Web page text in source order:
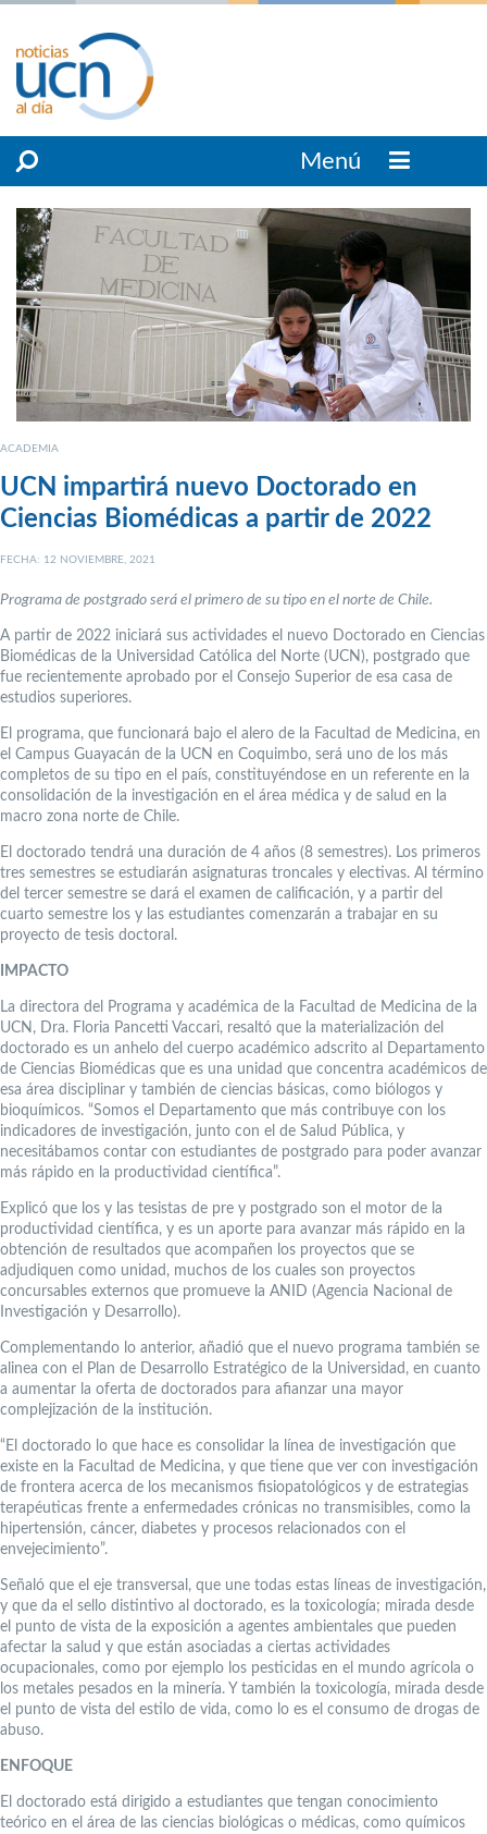
Menú
ACADEMIA
UCN impartirá nuevo Doctorado en
Ciencias Biomédicas a partir de 2022
FECHA: 12 NOVIEMBRE, 2021
Programa de postgrado será el primero de su tipo en el norte de Chile.
A partir de 2022 iniciará sus actividades el nuevo Doctorado en Ciencias
Biomédicas de la Universidad Católica del Norte (UCN), postgrado que
fue recientemente aprobado por el Consejo Superior de esa casa de
estudios superiores.
El programa, que funcionará bajo el alero de la Facultad de Medicina, en
el Campus Guayacán de la UCN en Coquimbo, será uno de los más
completos de su tipo en el país, constituyéndose en un referente en la
consolidación de la investigación en el área médica y de salud en la
macro zona norte de Chile.
El doctorado tendrá una duración de 4 años (8 semestres). Los primeros
tres semestres se estudiarán asignaturas troncales y electivas. Al término
del tercer semestre se dará el examen de calificación, y a partir del
cuarto semestre los y las estudiantes comenzarán a trabajar en su
proyecto de tesis doctoral.
IMPACTO
La directora del Programa y académica de la Facultad de Medicina de la
UCN, Dra. Floria Pancetti Vaccari, resaltó que la materialización del
doctorado es un anhelo del cuerpo académico adscrito al Departamento
de Ciencias Biomédicas que es una unidad que concentra académicos de
esa área disciplinar y también de ciencias básicas, como biólogos y
bioquímicos. “Somos el Departamento que más contribuye con los
indicadores de investigación, junto con el de Salud Pública, y
necesitábamos contar con estudiantes de postgrado para poder avanzar
más rápido en la productividad científica”.
Explicó que los y las tesistas de pre y postgrado son el motor de la
productividad científica, y es un aporte para avanzar más rápido en la
obtención de resultados que acompañen los proyectos que se
adjudiquen como unidad, muchos de los cuales son proyectos
concursables externos que promueve la ANID (Agencia Nacional de
Investigación y Desarrollo).
Complementando lo anterior, añadió que el nuevo programa también se
alinea con el Plan de Desarrollo Estratégico de la Universidad, en cuanto
a aumentar la oferta de doctorados para afianzar una mayor
complejización de la institución.
“El doctorado lo que hace es consolidar la línea de investigación que
existe en la Facultad de Medicina, y que tiene que ver con investigación
de frontera acerca de los mecanismos fisiopatológicos y de estrategias
terapéuticas frente a enfermedades crónicas no transmisibles, como la
hipertensión, cáncer, diabetes y procesos relacionados con el
envejecimiento”.
Señaló que el eje transversal, que une todas estas líneas de investigación,
y que da el sello distintivo al doctorado, es la toxicología; mirada desde
el punto de vista de la exposición a agentes ambientales que pueden
afectar la salud y que están asociadas a ciertas actividades
ocupacionales, como por ejemplo los pesticidas en el mundo agrícola o
los metales pesados en la minería. Y también la toxicología, mirada desde
el punto de vista del estilo de vida, como lo es el consumo de drogas de
abuso.
ENFOQUE
El doctorado está dirigido a estudiantes que tengan conocimiento
teórico en el área de las ciencias biológicas o médicas, como químicos